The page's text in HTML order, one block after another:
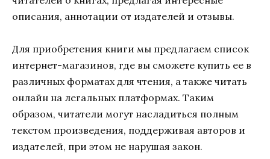
описания, аннотации от издателей и отзывы.
Для приобретения книги мы предлагаем список
интернет-магазинов, где вы сможете купить ее в
различных форматах для чтения, а также читать
онлайн на легальных платформах. Таким
образом, читатели могут насладиться полным
текстом произведения, поддерживая авторов и
издателей, при этом не нарушая закон.